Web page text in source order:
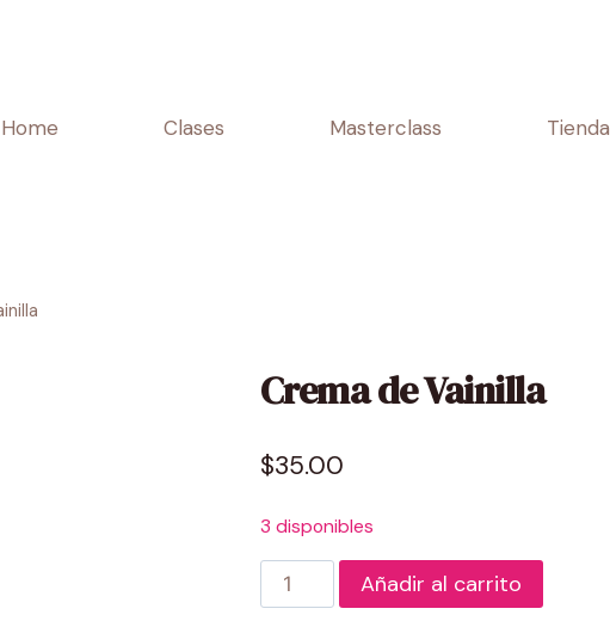
Home Clases Masterclass Tienda
Crema de Vainilla
$35.00
3 disponibles
Crema
de
Añadir al carrito